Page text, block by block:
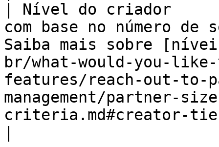
| Nível do criador
com base no número
Saiba mais sobre
br/what-would-you-
features/reach-out-to-
management/partner-
criteria.md#creator-